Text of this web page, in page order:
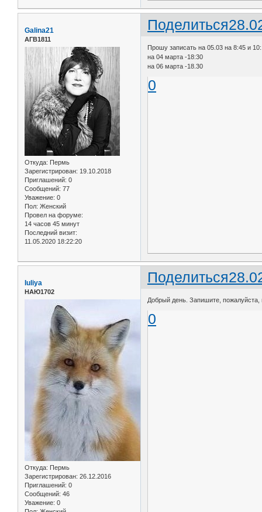
Поделиться
Galina21
АГВ1811
Откуда: Пермь
Зарегистрирован: 19.10.2018
Приглашений: 0
Сообщений: 77
Уважение: 0
Пол: Женский
Провел на форуме:
14 часов 45 минут
Последний визит:
11.05.2020 18:22:20
Прошу записать на 05.03 на 8:45 и
на 04 марта -18:30
на 06 марта -18.30
0
Поделиться
Iuliya
НАЮ1702
Откуда: Пермь
Зарегистрирован: 26.12.2016
Приглашений: 0
Сообщений: 46
Уважение: 0
Добрый день. Запишите, пожалуйста,
0